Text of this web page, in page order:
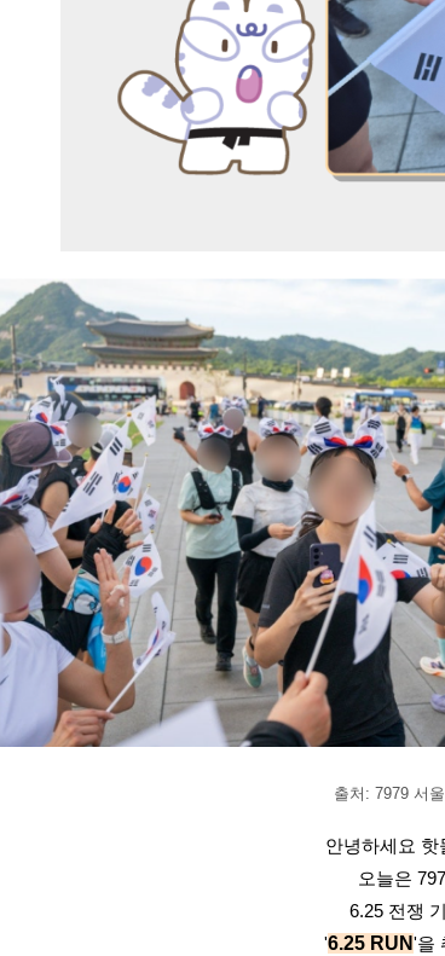
출처: 7979 서
안녕하세요 핫
오늘은
6.25 전쟁
'6.25 RUN'을